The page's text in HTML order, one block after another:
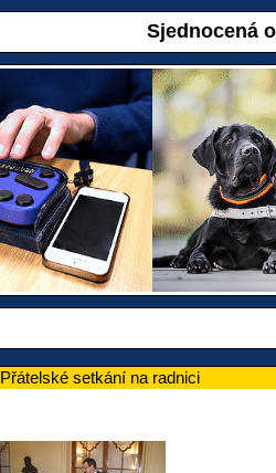
Sjednocená
Přátelské setkání na radnici